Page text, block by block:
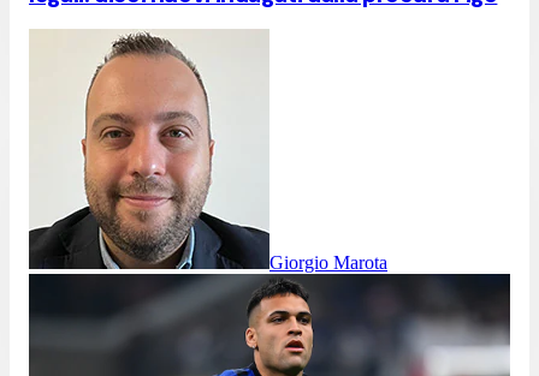
Giorgio Marota